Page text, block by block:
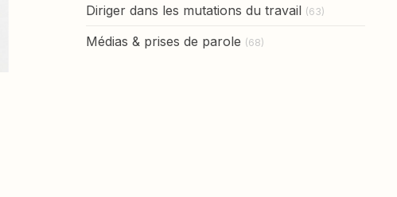
Diriger dans les mutations du travail (63)
Médias & prises de parole (68)